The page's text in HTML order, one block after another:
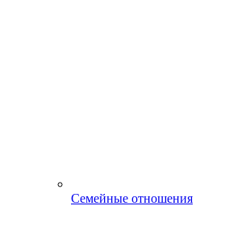
Семейные отношения